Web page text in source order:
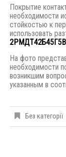
Покрытие
необходимости
стойкостью к
использовать
На фото
необходимости
возникшим
указанным в
Без категорії